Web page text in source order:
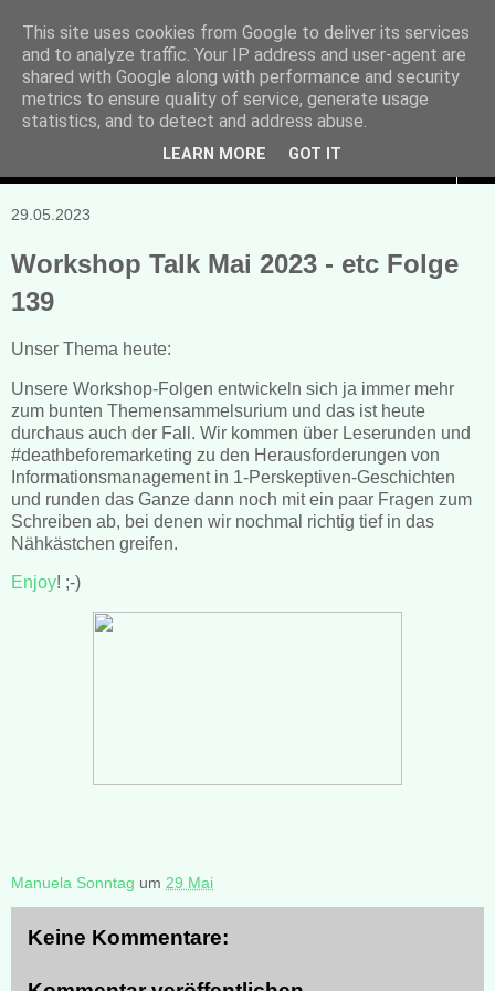
Manuela Sonntag
Bücher, Blogs & mehr
29.05.2023
Workshop Talk Mai 2023 - etc Folge
139
Unser Thema heute:
Unsere Workshop-Folgen entwickeln sich ja immer mehr
zum bunten Themensammelsurium und das ist heute
durchaus auch der Fall. Wir kommen über Leserunden und
#deathbeforemarketing zu den Herausforderungen von
Informationsmanagement in 1-Perskeptiven-Geschichten
und runden das Ganze dann noch mit ein paar Fragen zum
Schreiben ab, bei denen wir nochmal richtig tief in das
Nähkästchen greifen.
Enjoy! ;-)
Manuela Sonntag um 29 Mai
Keine Kommentare:
This site uses cookies from Google to deliver its services
and to analyze traffic. Your IP address and user-agent are
shared with Google along with performance and security
metrics to ensure quality of service, generate usage
statistics, and to detect and address abuse.
LEARN MORE GOT IT